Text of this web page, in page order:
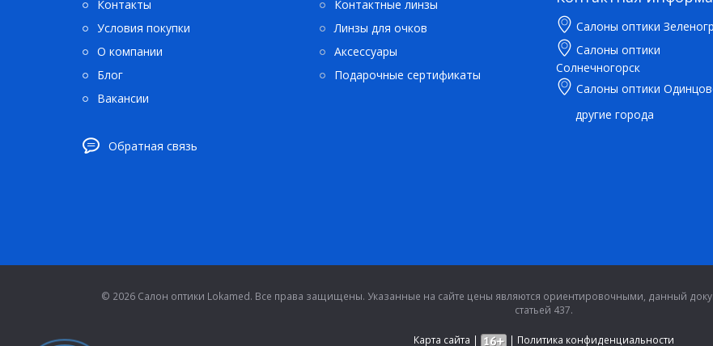
Контакты
Условия покупки
О компании
Блог
Вакансии
Обратная связь
Контактные линзы
Линзы для очков
Аксессуары
Подарочные сертификаты
Салоны оптики
Салоны оптики
Солнечногорск
Салоны оптики
другие города
© 2026 Салон оптики Lokamed. Все права защищены. Указанные на сайте цены являются ориентировочными, данный
статьей 437.
Карта сайта | | Политика конфиденциальности